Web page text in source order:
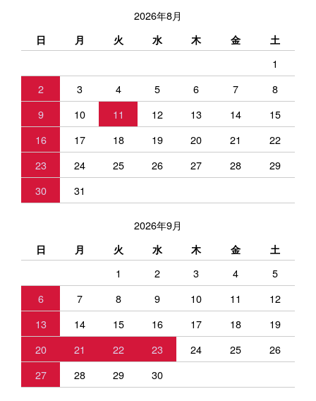
2026年8月
日 月 火 水 木 金 土
1
2
3 4 5 6 7
8
9
10 11 12 13 14
15
16
17 18 19 20 21
22
23
24 25 26 27 28
29
30
31
2026年9月
日 月 火 水 木 金 土
1 2 3 4
5
6
7 8 9 10 11
12
13
14 15 16 17 18
19
20
21 22 23 24 25
26
27
28 29 30